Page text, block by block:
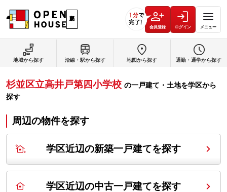
会員登録 ログイン メニュー
地域から探す 沿線・駅から探す 地図から探す 通勤・通学から探す
杉並区立高井戸第四小学校 の一戸建て・土地を学区から
探す
周辺の物件を探す
学区近辺の新築一戸建てを探す
学区近辺の中古一戸建てを探す